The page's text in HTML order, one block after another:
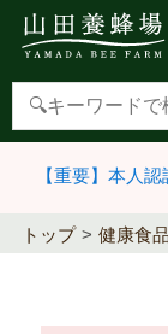
【重要】本人
トップ 健康食品